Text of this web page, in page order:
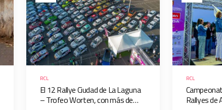
RCL
El 12 Rallye Ciudad de La Laguna
– Trofeo Worten, con más de
RCL
Rallyes de